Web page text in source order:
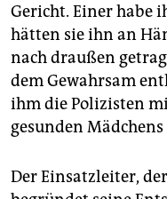
Gericht. Einer habe
hätten sie ihn an
nach draußen
dem Gewahrsam
ihm die Polizisten
gesunden
Der Einsatzleiter,